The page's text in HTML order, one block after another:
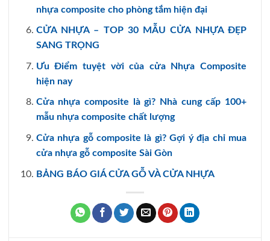
nhựa composite cho phòng tắm hiện đại
CỬA NHỰA – TOP 30 MẪU CỬA NHỰA ĐẸP
SANG TRỌNG
Ưu Điểm tuyệt vời của cửa Nhựa Composite
hiện nay
Cửa nhựa composite là gì? Nhà cung cấp 100+
mẫu nhựa composite chất lượng
Cửa nhựa gỗ composite là gì? Gợi ý địa chỉ mua
cửa nhựa gỗ composite Sài Gòn
BẢNG BÁO GIÁ CỬA GỖ VÀ CỬA NHỰA